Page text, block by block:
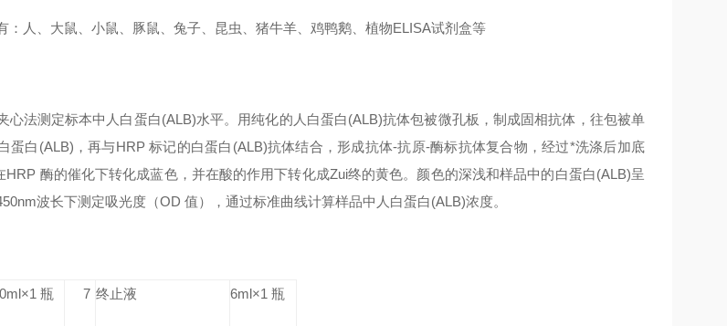
：人、大鼠、小鼠、豚鼠、兔子、昆虫、猪牛羊、鸡鸭鹅、植物ELISA试剂盒等
心法测定标本中人白蛋白(ALB)水平。用纯化的人白蛋白(ALB)抗体包被微孔板，制成固相抗体，往包被单
蛋白(ALB)，再与HRP 标记的白蛋白(ALB)抗体结合，形成抗体-抗原-酶标抗体复合物，经过*洗涤后加底
HRP 酶的催化下转化成蓝色，并在酸的作用下转化成Zui终的黄色。颜色的深浅和样品中的白蛋白(ALB)呈
波长下测定吸光度（OD 值），通过标准曲线计算样品中人白蛋白(ALB)浓度。
瓶 7 终止液 6ml×1 瓶